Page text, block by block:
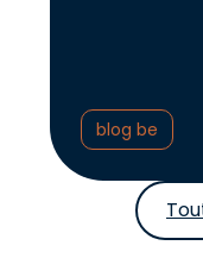
blog be